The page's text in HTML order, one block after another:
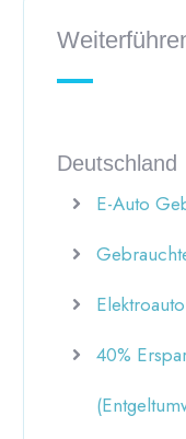
Deutschland
E-Auto
40%